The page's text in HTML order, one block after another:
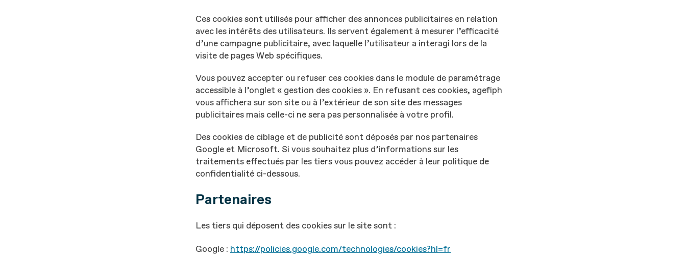
Ces cookies sont utilisés pour afficher des annonces publicitaires en relation
avec les intérêts des utilisateurs. Ils servent également à mesurer l’efficacité
d’une campagne publicitaire, avec laquelle l’utilisateur a interagi lors de la
visite de pages Web spécifiques.
Vous pouvez accepter ou refuser ces cookies dans le module de paramétrage
accessible à l’onglet « gestion des cookies ». En refusant ces cookies, agefiph
vous affichera sur son site ou à l’extérieur de son site des messages
publicitaires mais celle-ci ne sera pas personnalisée à votre profil.
Des cookies de ciblage et de publicité sont déposés par nos partenaires
Google et Microsoft. Si vous souhaitez plus d’informations sur les
traitements effectués par les tiers vous pouvez accéder à leur politique de
confidentialité ci-dessous.
Partenaires
Les tiers qui déposent des cookies sur le site sont :
Google : https://policies.google.com/technologies/cookies?hl=fr